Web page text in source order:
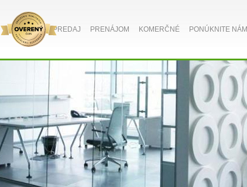
PONÚKNITE NÁM
KOMERČNÉ
PRENÁJOM
PREDAJ